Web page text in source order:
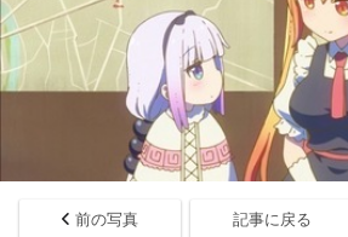
前の写真 記事に戻る